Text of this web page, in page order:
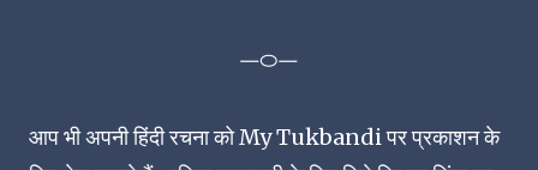
㇐㇣㇐
आप भी अपनी हिंदी रचना को My Tukbandi पर प्रकाशन के